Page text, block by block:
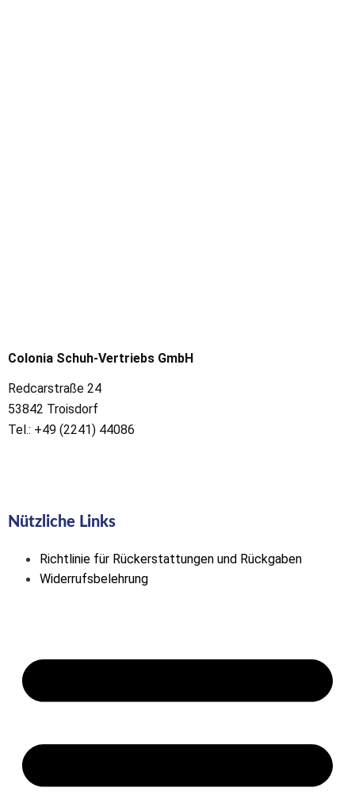
Colonia Schuh-Vertriebs GmbH
Redcarstraße 24
53842 Troisdorf
Tel.: +49 (2241) 44086
Nützliche Links
Richtlinie für Rückerstattungen und Rückgaben
Widerrufsbelehrung